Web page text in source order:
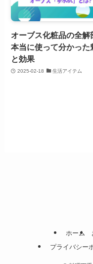
オーブス化粧品の全解
本当に使って分かった
と効果
2025-02-18 生活アイテム
ホーム
プライバシー